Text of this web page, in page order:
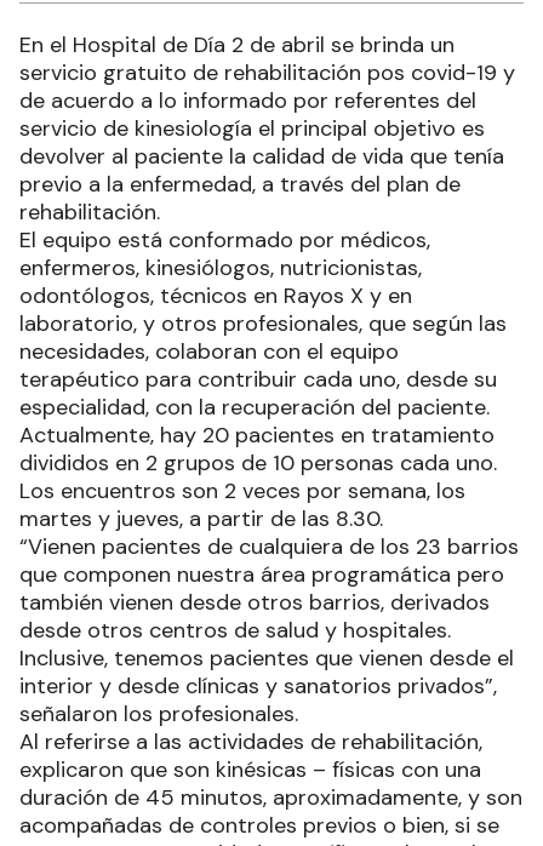
En el Hospital de Día 2 de abril se brinda un
servicio gratuito de rehabilitación pos covid-19 y
de acuerdo a lo informado por referentes del
servicio de kinesiología el principal objetivo es
devolver al paciente la calidad de vida que tenía
previo a la enfermedad, a través del plan de
rehabilitación.
El equipo está conformado por médicos,
enfermeros, kinesiólogos, nutricionistas,
odontólogos, técnicos en Rayos X y en
laboratorio, y otros profesionales, que según las
necesidades, colaboran con el equipo
terapéutico para contribuir cada uno, desde su
especialidad, con la recuperación del paciente.
Actualmente, hay 20 pacientes en tratamiento
divididos en 2 grupos de 10 personas cada uno.
Los encuentros son 2 veces por semana, los
martes y jueves, a partir de las 8.30.
“Vienen pacientes de cualquiera de los 23 barrios
que componen nuestra área programática pero
también vienen desde otros barrios, derivados
desde otros centros de salud y hospitales.
Inclusive, tenemos pacientes que vienen desde el
interior y desde clínicas y sanatorios privados”,
señalaron los profesionales.
Al referirse a las actividades de rehabilitación,
explicaron que son kinésicas – físicas con una
duración de 45 minutos, aproximadamente, y son
acompañadas de controles previos o bien, si se